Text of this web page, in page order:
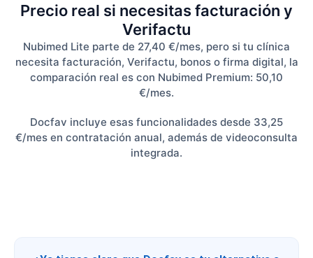
Precio real si necesitas facturación y
Verifactu
Nubimed Lite parte de 27,40 €/mes, pero si tu clínica
necesita facturación, Verifactu, bonos o firma digital, la
comparación real es con Nubimed Premium: 50,10
€/mes.
Docfav incluye esas funcionalidades desde 33,25
€/mes en contratación anual, además de videoconsulta
integrada.